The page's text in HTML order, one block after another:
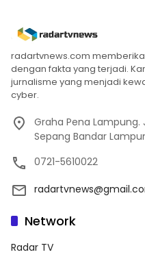
radartvnews.com
dengan fakta yang terjadi.
jurnalisme yang menjadi
cyber.
Graha Pena Lampung.
Sepang Bandar
0721-5610022
Network
Radar TV